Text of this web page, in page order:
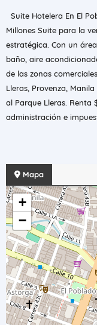
Suite Hotelera En El
Millones Suite para la
estratégica. Con un
baño, aire
de las zonas
Lleras, Provenza,
al Parque Lleras. Renta
administración e
Mapa
+
−